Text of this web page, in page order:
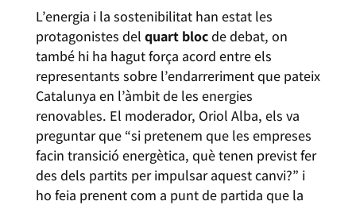
L’energia i la sostenibilitat han estat les
protagonistes del quart blocde debat, on
també hi ha hagut força acord entre els
representants sobre l’endarreriment que pateix
Catalunya en l’àmbit de les energies
renovables. El moderador, Oriol Alba, els va
preguntar que “si pretenem que les empreses
facin transició energètica, què tenen previst fer
des dels partits per impulsar aquest canvi?” i
ho feia prenent com a punt de partida que la